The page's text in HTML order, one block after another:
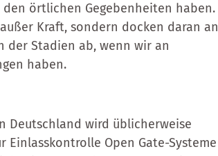
örtlichen Gegebenheiten haben.
Kraft, sondern docken daran an
Stadien ab, wenn wir an
haben.
Deutschland wird üblicherweise
Einlasskontrolle Open Gate-Systeme